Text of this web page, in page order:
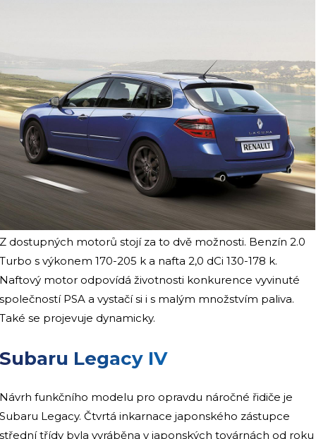
dostupných motorů stojí za to dvě možnosti. Benzín 2.0
s výkonem 170-205 k a nafta 2,0 dCi 130-178 k.
motor odpovídá životnosti konkurence vyvinuté
PSA a vystačí si i s malým množstvím paliva.
se projevuje dynamicky.
Legacy IV
funkčního modelu pro opravdu náročné řidiče je
Legacy. Čtvrtá inkarnace japonského zástupce
třídy byla vyráběna v japonských továrnách od roku